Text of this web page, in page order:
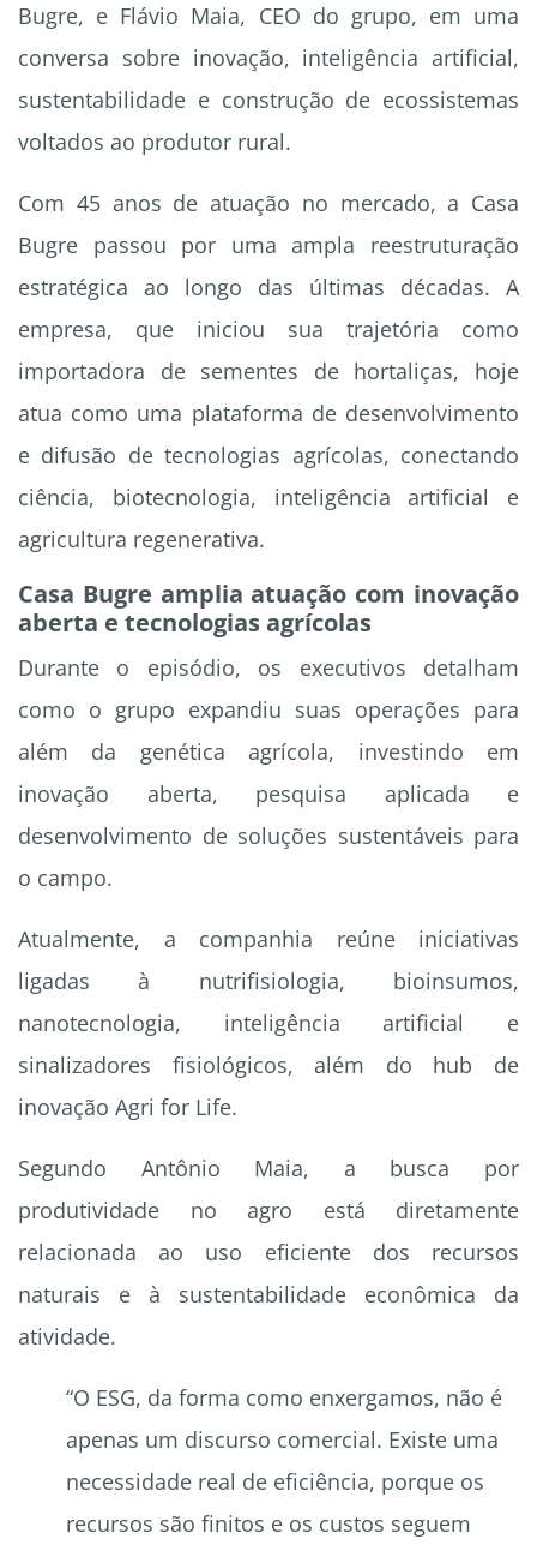
Bugre, e Flávio Maia, CEO do grupo, em uma
conversa sobre inovação, inteligência artificial,
sustentabilidade e construção de ecossistemas
voltados ao produtor rural.
Com 45 anos de atuação no mercado, a Casa
Bugre passou por uma ampla reestruturação
estratégica ao longo das últimas décadas. A
empresa, que iniciou sua trajetória como
importadora de sementes de hortaliças, hoje
atua como uma plataforma de desenvolvimento
e difusão de tecnologias agrícolas, conectando
ciência, biotecnologia, inteligência artificial e
agricultura regenerativa.
Casa Bugre amplia atuação com inovação
aberta e tecnologias agrícolas
Durante o episódio, os executivos detalham
como o grupo expandiu suas operações para
além da genética agrícola, investindo em
inovação aberta, pesquisa aplicada e
desenvolvimento de soluções sustentáveis para
o campo.
Atualmente, a companhia reúne iniciativas
ligadas à nutrifisiologia, bioinsumos,
nanotecnologia, inteligência artificial e
sinalizadores fisiológicos, além do hub de
inovação Agri for Life.
Segundo Antônio Maia, a busca por
produtividade no agro está diretamente
relacionada ao uso eficiente dos recursos
naturais e à sustentabilidade econômica da
atividade.
“O ESG, da forma como enxergamos, não é
apenas um discurso comercial. Existe uma
necessidade real de eficiência, porque os
recursos são finitos e os custos seguem